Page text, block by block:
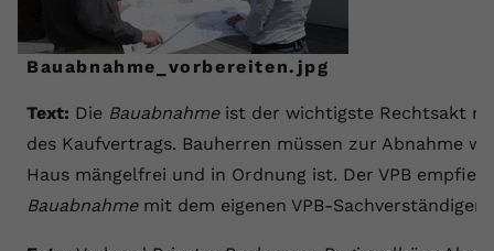
Bauabnahme_vorbereiten.jpg
Text: Die Bauabnahmeist der wichtigste Rechtsakt
des Kaufvertrags. Bauherren müssen zur Abnahme
Haus mängelfrei und in Ordnung ist. Der VPB
Bauabnahmemit dem eigenen VPB-